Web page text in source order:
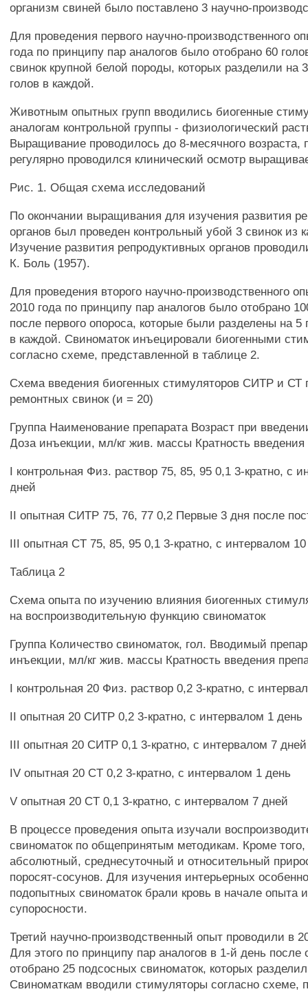
организм свиней было поставлено 3 научно-
Для проведения первого научно-производственного
года по принципу пар аналогов было отобрано 60
свинок крупной белой породы, которых разделили на
голов в каждой.
Животным опытных групп вводились биогенные
аналогам контрольной группы - физиологический
Выращивание проводилось до 8-месячного возраста,
регулярно проводился клинический осмотр
Рис. 1. Общая схема исследований
По окончании выращивания для изучения развития
органов был проведен контрольный убой 3 свинок из
Изучение развития репродуктивных органов
К. Боль (1957).
Для проведения второго научно-производственного
2010 года по принципу пар аналогов было отобрано
после первого опороса, которые были разделены на 5
в каждой. Свиноматок инъецировали биогенными
согласно схеме, представленной в таблице 2.
Схема введения биогенных стимуляторов СИТР и
ремонтных свинок (и = 20)
Группа Наименование препарата Возраст при
Доза инъекции, мл/кг жив. массы Кратность введения
I контрольная Физ. раствор 75, 85, 95 0,1 3-кратно, с
дней
II опытная СИТР 75, 76, 77 0,2 Первые 3 дня после
III опытная CT 75, 85, 95 0,1 3-кратно, с интервалом
Таблица 2
Схема опыта по изучению влияния биогенных
на воспроизводительную функцию свиноматок
Группа Количество свиноматок, гол. Вводимый
инъекции, мл/кг жив. массы Кратность введения
I контрольная 20 Физ. раствор 0,2 3-кратно, с
II опытная 20 СИТР 0,2 3-кратно, с интервалом 1 день
III опытная 20 СИТР 0,1 3-кратно, с интервалом 7 дней
IV опытная 20 CT 0,2 3-кратно, с интервалом 1 день
V опытная 20 CT 0,1 3-кратно, с интервалом 7 дней
В процессе проведения опыта изучали
свиноматок по общепринятым методикам. Кроме
абсолютный, среднесуточный и относительный
поросят-сосунов. Для изучения интерьерных
подопытных свиноматок брали кровь в начале опыта
супоросности.
Третий научно-производственный опыт проводили в
Для этого по принципу пар аналогов в 1-й день после
отобрано 25 подсосных свиноматок, которых
Свиноматкам вводили стимуляторы согласно схеме,